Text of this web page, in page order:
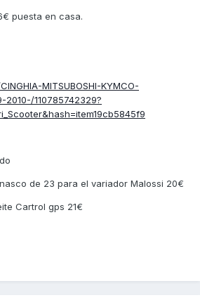
puesta en casa.
MITSUBOSHI-KYMCO-
2010-/110785742329?
de 23 para el variador Malossi 20€
Cartrol gps 21€